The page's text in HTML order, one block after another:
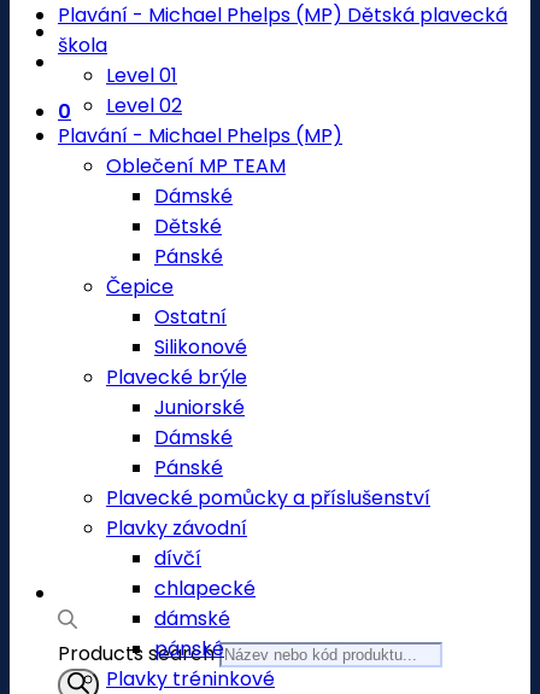
0
Products search
Plavání - Michael Phelps (MP) Dětská plavecká
škola
Level 01
Level 02
Plavání - Michael Phelps (MP)
Oblečení MP TEAM
Dámské
Dětské
Pánské
Čepice
Ostatní
Silikonové
Plavecké brýle
Juniorské
Dámské
Pánské
Plavecké pomůcky a příslušenství
Plavky závodní
dívčí
chlapecké
dámské
pánské
Plavky tréninkové